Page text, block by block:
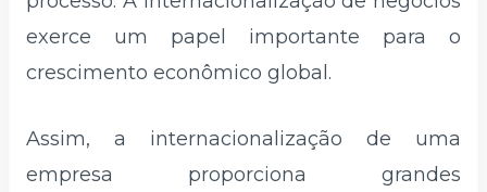
exerce um papel importante para o
crescimento econômico global.
Assim, a internacionalização de uma
empresa proporciona grandes